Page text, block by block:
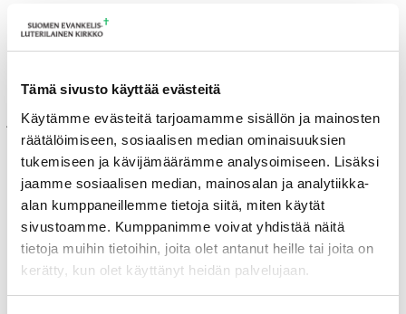
Tämä sivusto käyttää evästeitä
Käytämme evästeitä tarjoamamme sisällön ja mainosten
räätälöimiseen, sosiaalisen median ominaisuuksien
tukemiseen ja kävijämäärämme analysoimiseen. Lisäksi
jaamme sosiaalisen median, mainosalan ja analytiikka-
alan kumppaneillemme tietoja siitä, miten käytät
sivustoamme. Kumppanimme voivat yhdistää näitä
tietoja muihin tietoihin, joita olet antanut heille tai joita on
kerätty, kun olet käyttänyt heidän palvelujaan.
Tampereen hiippakunta teki päätöksen Lounais-Hämeen
seurakuntien rakennemuutokseen liittyvän selvityksen tekemisestä
lokakuussa 2017. Ensisijaisina tavoitteina on ollut joko seurakuntien
ovat olleet mukana Forssan, Humppilan, Jokioisten ja Ypäjän
ja Tammelan seurakunta jättäytyi pois tammikuussa 2018.
Ajankohtaista
17.06.2026
Pelastetaan Namibian alkukirkko – yhdessä! –
Namibian kirkon varainkeruukampanja
15.06.2026 Hiippakunnan toimintakalenteri syksy 2026
11.06.2026 Tuomiokapitulin päätöksiä 10.6.2026
Lisää ajankohtaista